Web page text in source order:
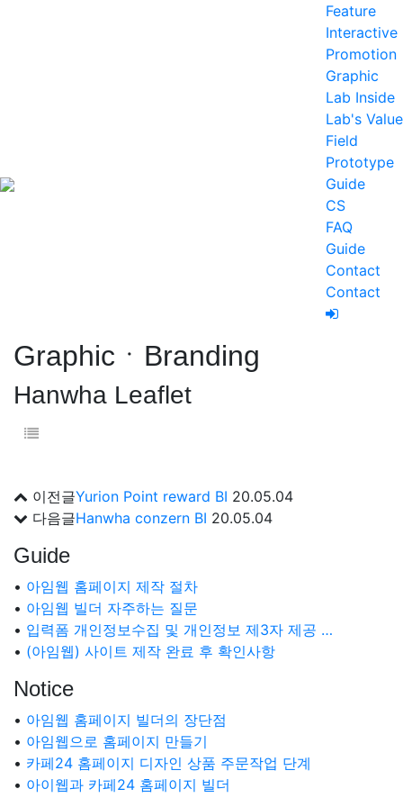
Feature
Interactive
Promotion
Graphic
Lab Inside
Lab's Value
Field
Prototype
Guide
CS
FAQ
Guide
Contact
Contact
GraphicㆍBranding
Hanwha Leaflet
이전글Yurion Point reward BI 20.05.04
다음글Hanwha conzern BI 20.05.04
Guide
• 아임웹 홈페이지 제작 절차
• 아임웹 빌더 자주하는 질문
• 입력폼 개인정보수집 및 개인정보 제3자 제공 …
• (아임웹) 사이트 제작 완료 후 확인사항
Notice
• 아임웹 홈페이지 빌더의 장단점
• 아임웹으로 홈페이지 만들기
• 카페24 홈페이지 디자인 상품 주문작업 단계
• 아이웹과 카페24 홈페이지 빌더